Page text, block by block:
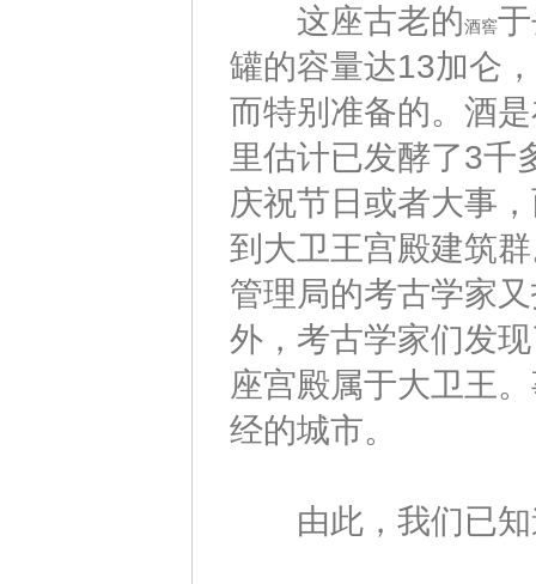
这座古老的酒窖
罐的容量达13加仑
而特别准备的。酒
里估计已发酵了3千
庆祝节日或者大事
到大卫王宫殿建筑
管理局的考古学家
外，考古学家们发
座宫殿属于大卫王
经的城市。
由此，我们已知